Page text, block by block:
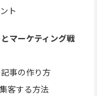
ト
マーケティング戦
事の作り方
客する方法